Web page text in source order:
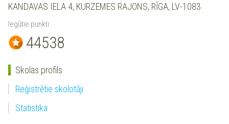
KANDAVAS IELA 4, KURZEMES RAJONS, RĪGA, LV-1083
Iegūtie punkti:
44538
Skolas profils
Reģistrētie skolotāji
Statistika